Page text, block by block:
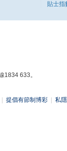
貼士指
1834 633。
提倡有節制博彩 私